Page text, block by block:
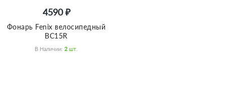
4590 ₽
Фонарь Fenix велосипедный
BC15R
В Наличии: 2 Шт.